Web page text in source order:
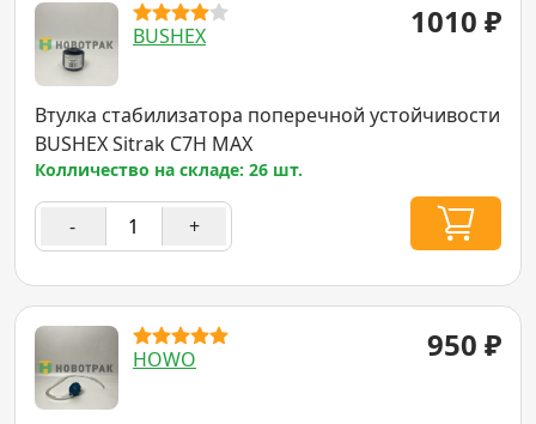
BUSHEX 1010 ₽
Втулка стабилизатора поперечной устойчивости
BUSHEX Sitrak C7H MAX
Колличество на складе: 26 шт.
- +
HOWO 950 ₽